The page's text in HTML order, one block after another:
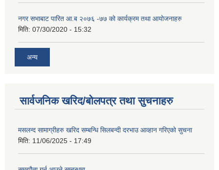
नगर सभाबाट पारित आ.ब २०७६ -७७ को कार्यक्रम तथा आयोजनाहरु
मिति: 07/30/2020 - 15:32
अन्य
सार्वजनिक खरिद/बोलपत्र तथा सुचनाहरु
मसलन्द सामाग्रीहरु खरिद सम्बन्धि सिलबन्दी दरभाउ आव्हान गरिएको सुचना
मिति: 11/06/2025 - 17:49